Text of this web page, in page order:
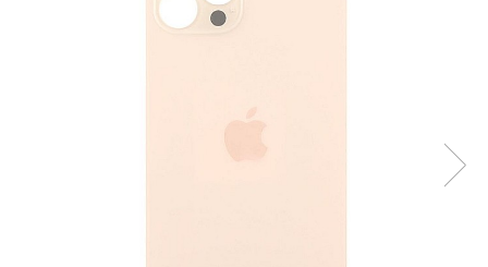
A2251 (Retina 13” 2020)